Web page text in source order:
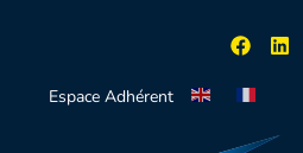
Espace Adhérent